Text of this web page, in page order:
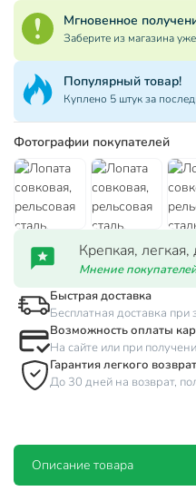
Мгновенное
Заберите из магазина
Популярный товар!
Куплено 5 штук за
Фотографии покупателей
Крепкая, легкая,
Мнение
Быстрая доставка
Бесплатная доставка при
Возможность оплаты
На сайте или при
Гарантия легкого
До 30 дней на возврат,
Описание товара